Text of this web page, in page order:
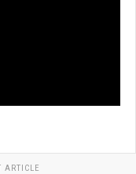
ARTICLE